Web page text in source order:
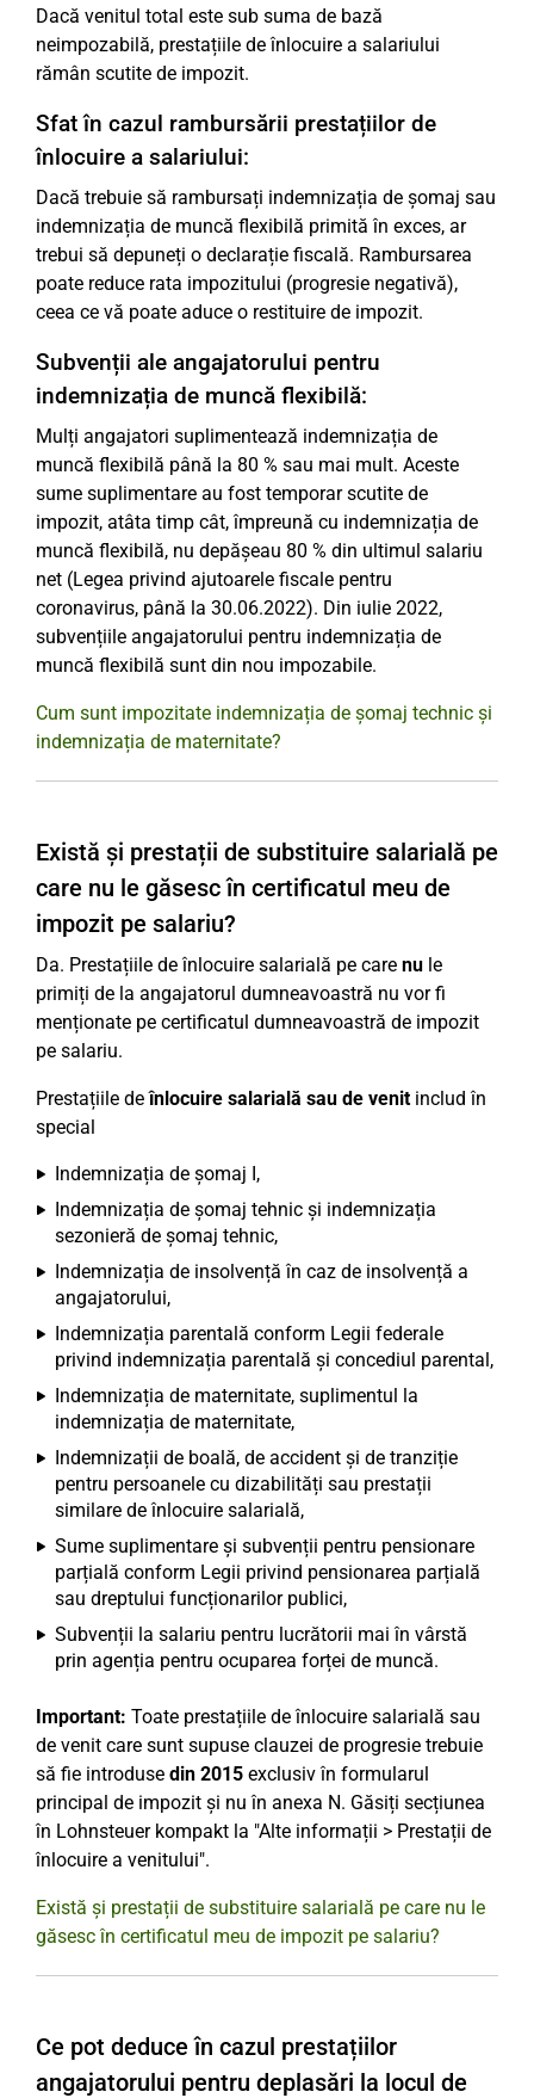
Dacă venitul total este sub suma de bază
neimpozabilă, prestațiile de înlocuire a salariului
rămân scutite de impozit.
Sfat în cazul rambursării prestațiilor de
înlocuire a salariului:
Dacă trebuie să rambursați indemnizația de șomaj sau
indemnizația de muncă flexibilă primită în exces, ar
trebui să depuneți o declarație fiscală. Rambursarea
poate reduce rata impozitului (progresie negativă),
ceea ce vă poate aduce o restituire de impozit.
Subvenții ale angajatorului pentru
indemnizația de muncă flexibilă:
Mulți angajatori suplimentează indemnizația de
muncă flexibilă până la 80 % sau mai mult. Aceste
sume suplimentare au fost temporar scutite de
impozit, atâta timp cât, împreună cu indemnizația de
muncă flexibilă, nu depășeau 80 % din ultimul salariu
net (Legea privind ajutoarele fiscale pentru
coronavirus, până la 30.06.2022). Din iulie 2022,
subvențiile angajatorului pentru indemnizația de
muncă flexibilă sunt din nou impozabile.
Cum sunt impozitate indemnizația de șomaj technic și
indemnizația de maternitate?
Există și prestații de substituire salarială pe
care nu le găsesc în certificatul meu de
impozit pe salariu?
Da. Prestațiile de înlocuire salarială pe care nu le
primiți de la angajatorul dumneavoastră nu vor fi
menționate pe certificatul dumneavoastră de impozit
pe salariu.
Prestațiile deînlocuire salarială sau de venitinclud în
special
Indemnizația de șomaj I,
Indemnizația de șomaj tehnic și indemnizația
sezonieră de șomaj tehnic,
Indemnizația de insolvență în caz de insolvență a
angajatorului,
Indemnizația parentală conform Legii federale
privind indemnizația parentală și concediul parental,
Indemnizația de maternitate, suplimentul la
indemnizația de maternitate,
Indemnizații de boală, de accident și de tranziție
pentru persoanele cu dizabilități sau prestații
similare de înlocuire salarială,
Sume suplimentare și subvenții pentru pensionare
parțială conform Legii privind pensionarea parțială
sau dreptului funcționarilor publici,
Subvenții la salariu pentru lucrătorii mai în vârstă
prin agenția pentru ocuparea forței de muncă.
Important: Toate prestațiile de înlocuire salarială sau
de venit care sunt supuse clauzei de progresie trebuie
să fie introduse din 2015 exclusiv în formularul
principal de impozit și nu în anexa N. Găsiți secțiunea
în Lohnsteuer kompakt la "Alte informații > Prestații de
înlocuire a venitului".
Există și prestații de substituire salarială pe care nu le
găsesc în certificatul meu de impozit pe salariu?
Ce pot deduce în cazul prestațiilor
angajatorului pentru deplasări la locul de